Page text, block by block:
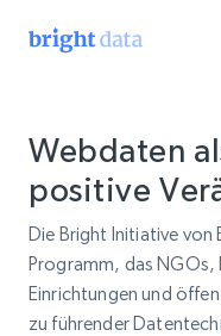
Webdaten
positive
Die Bright Initiative von
Programm, das NGOs,
Einrichtungen und
zu führender